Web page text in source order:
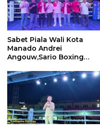
Sabet Piala Wali Kota
Manado Andrei
Angouw,Sario Boxing
Perbati 2026